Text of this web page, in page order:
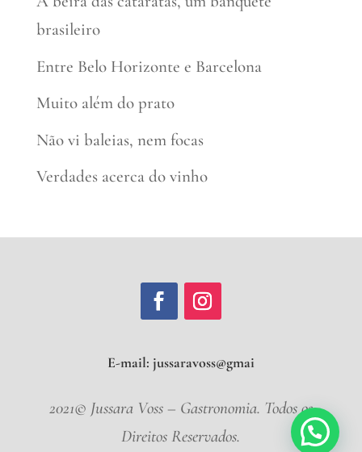
brasileiro
Entre Belo Horizonte e Barcelona
Muito além do prato
Não vi baleias, nem focas
Verdades acerca do vinho
E-mail:jussaravoss@
2021© Jussara Voss – Gastronomia. Todos os
Direitos Reservados.